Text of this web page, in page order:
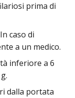
prima di
caso di
a un medico.
inferiore a 6
dalla portata